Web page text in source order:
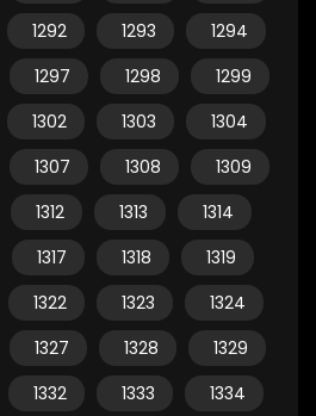
1292 1293
1294
1297 1298
1299
1302 1303
1304
1307 1308
1309
1312 1313
1314
1317 1318
1319
1322 1323
1324
1327 1328
1329
1332 1333
1334